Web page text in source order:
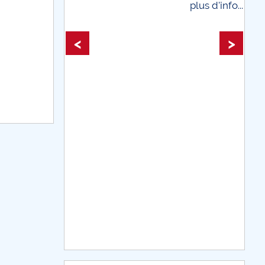
< >